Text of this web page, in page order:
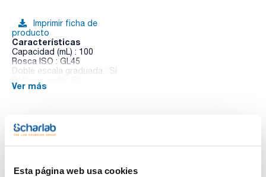
Esta página web usa cookies
Imprimir ficha de
producto
Características
Capacidad (mL) : 100
Rosca ISO : GL45
Doble escala graduada : Sí
Pack (u.) : 10
La botella, el tapón y el anillo de vertido se pueden esterilizar.
Ver más
Te puede interesar